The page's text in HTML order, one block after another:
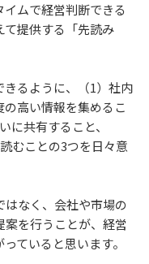
ムで経営判断できる
て提供する「先読み
るように、（1）社内
高い情報を集めるこ
に共有すること、
むことの3つを日々意
なく、会社や市場の
を行うことが、経営
ていると思います。